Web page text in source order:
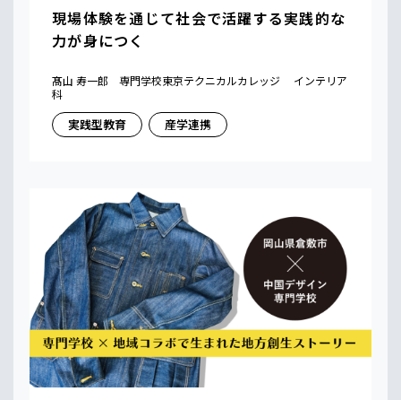
現場体験を通じて社会で活躍する実践的な
力が身につく
髙山 寿一郎 専門学校東京テクニカルカレッジ インテリア
科
実践型教育 産学連携